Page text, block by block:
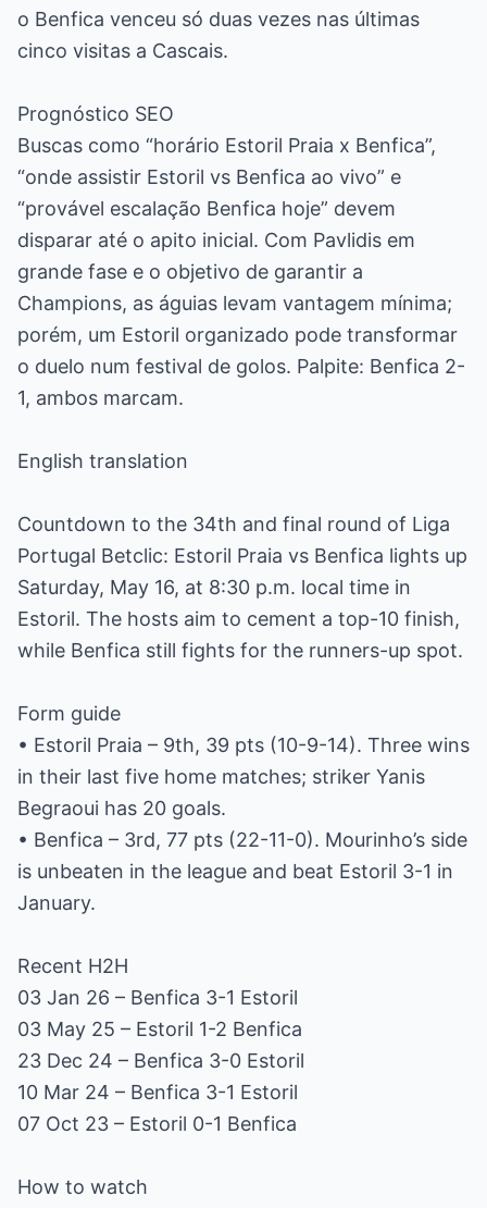
o Benfica venceu só duas vezes nas últimas
cinco visitas a Cascais.
Prognóstico SEO
Buscas como “horário Estoril Praia x Benfica”,
“onde assistir Estoril vs Benfica ao vivo” e
“provável escalação Benfica hoje” devem
disparar até o apito inicial. Com Pavlidis em
grande fase e o objetivo de garantir a
Champions, as águias levam vantagem mínima;
porém, um Estoril organizado pode transformar
o duelo num festival de golos. Palpite: Benfica 2-
1, ambos marcam.
English translation
Countdown to the 34th and final round of Liga
Portugal Betclic: Estoril Praia vs Benfica lights up
Saturday, May 16, at 8:30 p.m. local time in
Estoril. The hosts aim to cement a top-10 finish,
while Benfica still fights for the runners-up spot.
Form guide
• Estoril Praia – 9th, 39 pts (10-9-14). Three wins
in their last five home matches; striker Yanis
Begraoui has 20 goals.
• Benfica – 3rd, 77 pts (22-11-0). Mourinho’s side
is unbeaten in the league and beat Estoril 3-1 in
January.
Recent H2H
03 Jan 26 – Benfica 3-1 Estoril
03 May 25 – Estoril 1-2 Benfica
23 Dec 24 – Benfica 3-0 Estoril
10 Mar 24 – Benfica 3-1 Estoril
07 Oct 23 – Estoril 0-1 Benfica
How to watch